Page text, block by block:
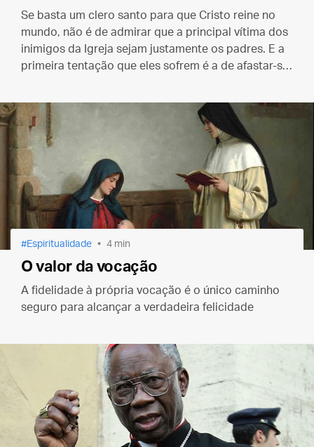
Se basta um clero santo para que Cristo reine no
mundo, não é de admirar que a principal vítima dos
inimigos da Igreja sejam justamente os padres. E a
primeira tentação que eles sofrem é a de afastar-se
Espiritualidade 4 min
O valor da vocação
A fidelidade à própria vocação é o único caminho
seguro para alcançar a verdadeira felicidade